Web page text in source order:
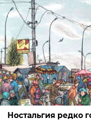
Ностальгия редко